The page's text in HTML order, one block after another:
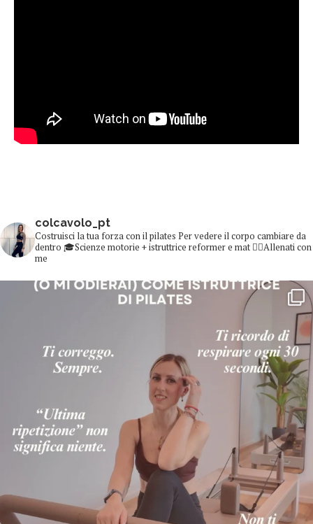
colcavolo_pt
Costruisci la tua forza con il pilates Per vedere il corpo cambiare da
dentro 🎓Scienze motorie + istruttrice reformer e mat 👇🏻Allenati con
me